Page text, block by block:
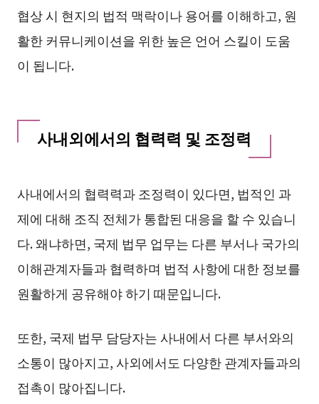
협상 시 현지의 법적 맥락이나 용어를 이해하고, 원
활한 커뮤니케이션을 위한 높은 언어 스킬이 도움
이 됩니다.
사내외에서의 협력력 및 조정력
사내에서의 협력력과 조정력이 있다면, 법적인 과
제에 대해 조직 전체가 통합된 대응을 할 수 있습니
다. 왜냐하면, 국제 법무 업무는 다른 부서나 국가의
이해관계자들과 협력하며 법적 사항에 대한 정보를
원활하게 공유해야 하기 때문입니다.
또한, 국제 법무 담당자는 사내에서 다른 부서와의
소통이 많아지고, 사외에서도 다양한 관계자들과의
접촉이 많아집니다.